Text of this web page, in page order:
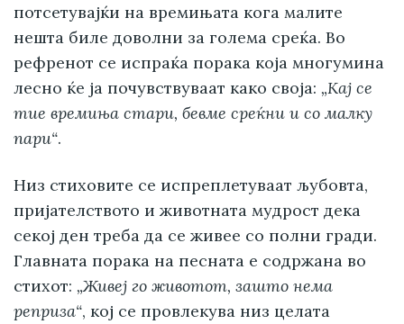
потсетувајќи на времињата кога малите
нешта биле доволни за голема среќа. Во
рефренот се испраќа порака која многумина
лесно ќе ја почувствуваат како своја: „Кај се
тие времиња стари, бевме среќни и со малку
пари“.
Низ стиховите се испреплетуваат љубовта,
пријателството и животната мудрост дека
секој ден треба да се живее со полни гради.
Главната порака на песната е содржана во
стихот: „Живеј го животот, зашто нема
реприза“, кој се провлекува низ целата